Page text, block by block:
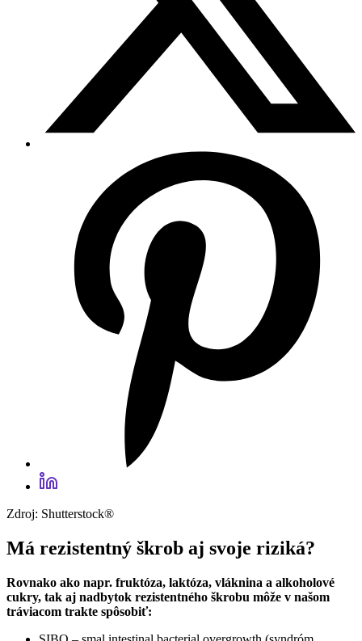
Zdroj: Shutterstock®
Má rezistentný škrob aj svoje riziká?
Rovnako ako napr. fruktóza, laktóza, vláknina a alkoholové
cukry, tak aj nadbytok rezistentného škrobu môže v našom
tráviacom trakte spôsobiť: